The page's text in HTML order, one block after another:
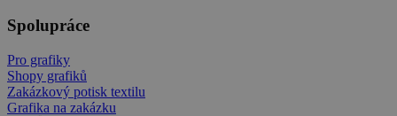
Spolupráce
Pro grafiky
Shopy grafiků
Zakázkový potisk textilu
Grafika na zakázku